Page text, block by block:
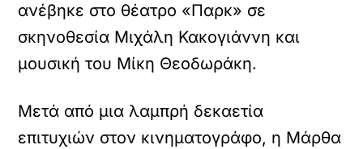
ανέβηκε στο θέατρο «Παρκ» σε
σκηνοθεσία Μιχάλη Κακογιάννη και
μουσική του Μίκη Θεοδωράκη.
Μετά από μια λαμπρή δεκαετία
επιτυχιών στον κινηματογράφο, η Μάρθα